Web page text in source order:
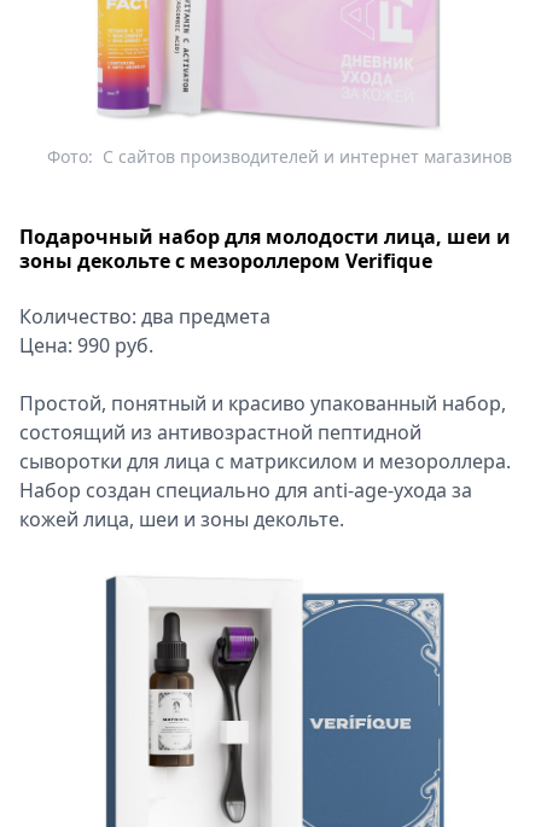
С сайтов производителей и интернет магазинов
Фото:
Подарочный набор для молодости лица, шеи и
зоны декольте с мезороллером Verifique
Количество: два предмета
Цена: 990 руб.
Простой, понятный и красиво упакованный набор,
состоящий из антивозрастной пептидной
сыворотки для лица с матриксилом и мезороллера.
Набор создан специально для anti-age-ухода за
кожей лица, шеи и зоны декольте.